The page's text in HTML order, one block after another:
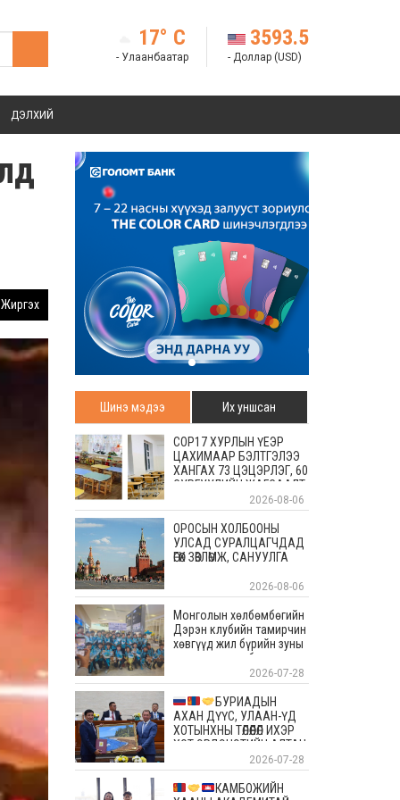
17° C
- Улаанбаатар
3593.5
- Доллар (USD)
ДЭЛХИЙ
Жиргэх
Шинэ мэдээ Их уншсан
COP17 ХУРЛЫН ҮЕЭР
ЦАХИМААР БЭЛТГЭЛЭЭ
ХАНГАХ 73 ЦЭЦЭРЛЭГ, 60
СУРГУУЛИЙН ЖАГСААЛТ
2026-08-06
ОРОСЫН ХОЛБООНЫ
УЛСАД СУРАЛЦАГЧДАД
ӨГӨХ ЗӨВЛӨМЖ, САНУУЛГА
2026-08-06
Монголын хөлбөмбөгийн
Дэрэн клубийн тамирчин
хөвгүүд жил бүрийн зуны
энэ өдрүүдэд болдог
уламжлалт Скандиновын
орнуудын тэмцээндээ
оролцоод ирлээ
2026-07-28
БУРИАДЫН
АХАН ДҮҮС, УЛААН-ҮД
ХОТЫНХНЫ ТӨЛӨӨЛӨЛ ИХЭР
ХОТ ЭРДЭНЭТИЙН АЛТАН
ОЙД БАЯР ХҮРГЭЛЭЭ
2026-07-28
КАМБОЖИЙН